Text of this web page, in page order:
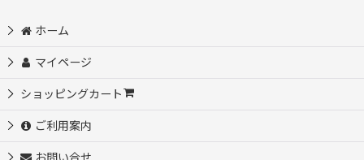
ホーム
マイページ
ショッピングカート
ご利用案内